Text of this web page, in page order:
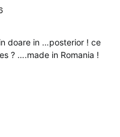
doare in …posterior ! ce
? ….made in Romania !